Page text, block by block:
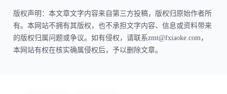
版权声明：本文章文字内容来自第三方投稿，版权归原始作者所
有。本网站不拥有其版权，也不承担文字内容、信息或资料带来
的版权归属问题或争议。如有侵权，请联系zmt@fxiaoke.com，
本网站有权在核实确属侵权后，予以删除文章。